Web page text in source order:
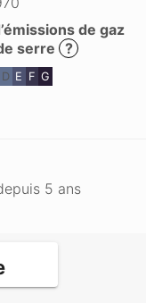
de gaz
serre
?
D E F G
5 ans